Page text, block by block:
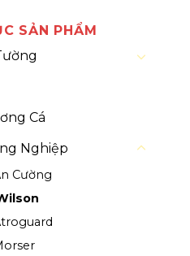
SẢN PHẨM
Cá
Nghiệp
Cường